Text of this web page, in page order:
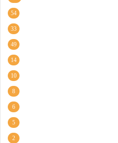
54
33
49
14
10
8
6
5
2